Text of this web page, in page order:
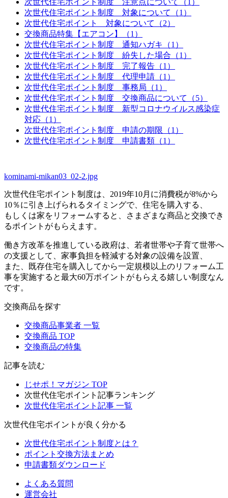
次世代住宅ポイント制度 対象について（1）
次世代住宅ポイント 対象について（2）
交換商品特集【エアコン】（1）
次世代住宅ポイント制度 通知ハガキ（1）
次世代住宅ポイント制度 紛失した場合（1）
次世代住宅ポイント制度 完了報告（1）
次世代住宅ポイント制度 代理申請（1）
次世代住宅ポイント制度 事務局（1）
次世代住宅ポイント制度 交換商品について（5）
次世代住宅ポイント制度 新型コロナウイルス感染症
対応（1）
次世代住宅ポイント制度 申請の期限（1）
次世代住宅ポイント制度 申請書類（1）
kominami-mikan03_02-2.jpg
次世代住宅ポイント制度は、2019年10月に消費税が8%から
10％に引き上げられるタイミングで、住宅を購入する、
もしくは家をリフォームすると、さまざまな商品と交換でき
るポイントがもらえます。
働き方改革を推進している政府は、若者世帯や子育て世帯へ
の支援として、家事負担を軽減する対象の設備を設置、
また、既存住宅を購入してから一定規模以上のリフォーム工
事を実施すると最大60万ポイントがもらえる嬉しい制度なん
です。
交換商品を探す
交換商品事業者 一覧
交換商品 TOP
交換商品の特集
記事を読む
じせポ！マガジン TOP
次世代住宅ポイント記事ランキング
次世代住宅ポイント記事 一覧
次世代住宅ポイントが良く分かる
次世代住宅ポイント制度とは？
ポイント交換方法まとめ
申請書類ダウンロード
よくある質問
運営会社